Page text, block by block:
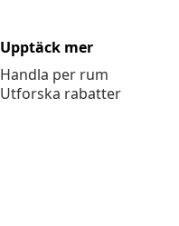
Upptäck mer
Handla per rum
Utforska rabatter